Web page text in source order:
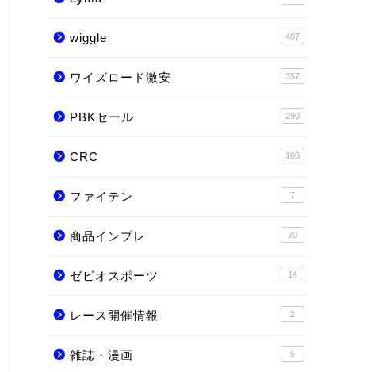
wiggle 487
ワイズロード激安 357
PBKセール 290
CRC 108
ファイテン 7
商品インプレ 20
ゼビオスポーツ 14
レース開催情報 2
雑誌・漫画 5